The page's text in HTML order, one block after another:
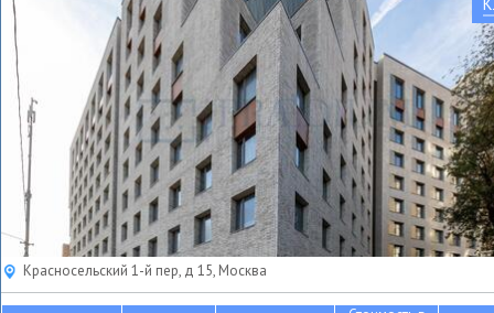
Красносельский 1-й пер, д 15, Москва